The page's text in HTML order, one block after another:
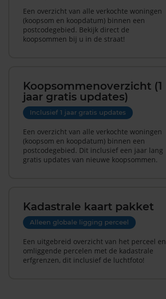
Een overzicht van alle verkochte woningen
(koopsom en koopdatum) binnen een
postcodegebied. Bekijk direct de
koopsommen bij u in de straat!
Koopsommenoverzicht (1
jaar gratis updates)
Inclusief 1 jaar gratis updates
Een overzicht van alle verkochte woningen
(koopsom en koopdatum) binnen een
postcodegebied. Dit inclusief een jaar lang
gratis updates van nieuwe koopsommen.
Kadastrale kaart pakket
Alleen globale ligging perceel
Een uitgebreid overzicht van het perceel en
omliggende percelen met de kadastrale
erfgrenzen, dit inclusief de luchtfoto!